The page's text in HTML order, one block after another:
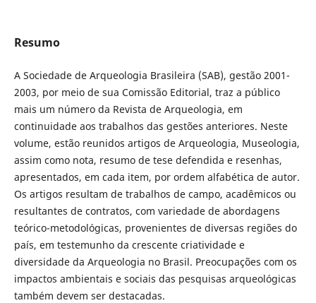
Resumo
A Sociedade de Arqueologia Brasileira (SAB), gestão 2001-
2003, por meio de sua Comissão Editorial, traz a público
mais um número da Revista de Arqueologia, em
continuidade aos trabalhos das gestões anteriores. Neste
volume, estão reunidos artigos de Arqueologia, Museologia,
assim como nota, resumo de tese defendida e resenhas,
apresentados, em cada item, por ordem alfabética de autor.
Os artigos resultam de trabalhos de campo, acadêmicos ou
resultantes de contratos, com variedade de abordagens
teórico-metodológicas, provenientes de diversas regiões do
país, em testemunho da crescente criatividade e
diversidade da Arqueologia no Brasil. Preocupações com os
impactos ambientais e sociais das pesquisas arqueológicas
também devem ser destacadas.